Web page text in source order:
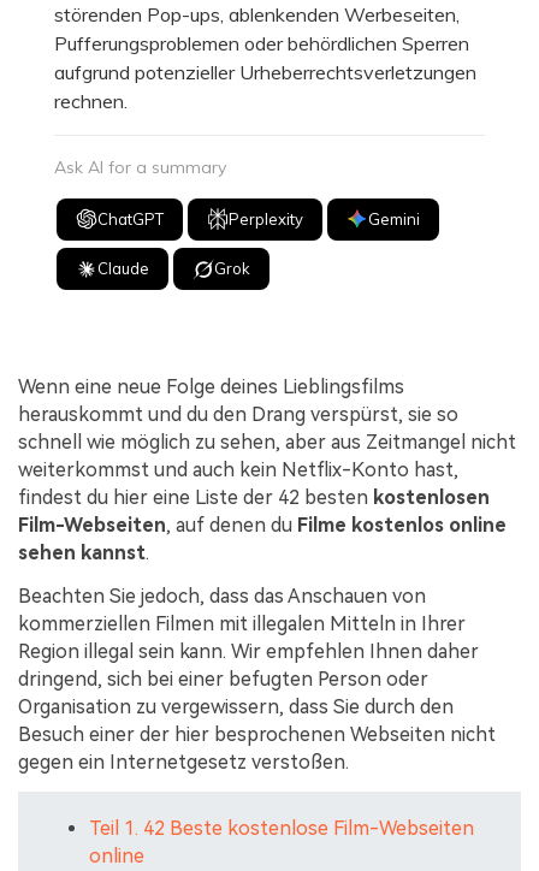
störenden Pop-ups, ablenkenden Werbeseiten,
Pufferungsproblemen oder behördlichen Sperren
aufgrund potenzieller Urheberrechtsverletzungen
rechnen.
Ask AI for a summary
ChatGPT Perplexity Gemini
Claude Grok
Wenn eine neue Folge deines Lieblingsfilms
herauskommt und du den Drang verspürst, sie so
schnell wie möglich zu sehen, aber aus Zeitmangel nicht
weiterkommst und auch kein Netflix-Konto hast,
findest du hier eine Liste der 42 besten kostenlosen
Film-Webseiten, auf denen du Filme kostenlos online
sehen kannst.
Beachten Sie jedoch, dass das Anschauen von
kommerziellen Filmen mit illegalen Mitteln in Ihrer
Region illegal sein kann. Wir empfehlen Ihnen daher
dringend, sich bei einer befugten Person oder
Organisation zu vergewissern, dass Sie durch den
Besuch einer der hier besprochenen Webseiten nicht
gegen ein Internetgesetz verstoßen.
Teil 1. 42 Beste kostenlose Film-Webseiten
online